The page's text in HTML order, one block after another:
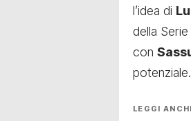
l’idea di
della
con
potenziale.
LEGGI